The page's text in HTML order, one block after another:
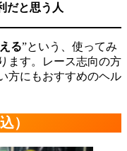
だと思う人
る”という、使ってみ
ます。レース志向の方
方にもおすすめのヘル
）